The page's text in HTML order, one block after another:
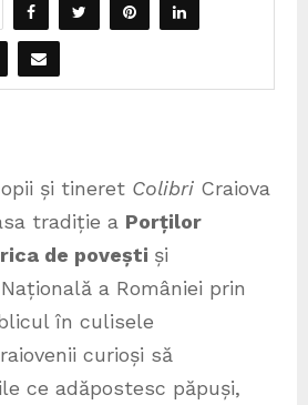
și tineret Colibri Craiova
tradiție a Porților
de povești și
a României prin
în culisele
curioși să
ce adăpostesc păpuși,